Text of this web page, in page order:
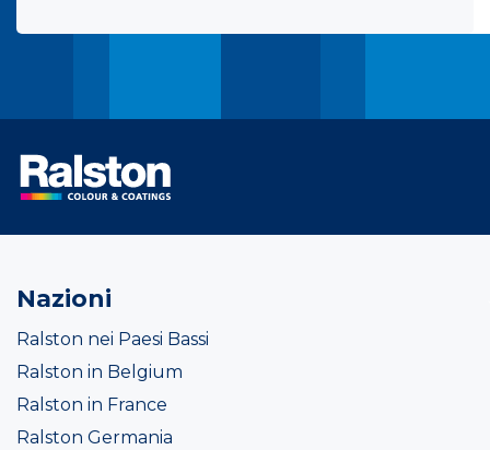
Nazioni
Ralston nei Paesi Bassi
Ralston in Belgium
Ralston in France
Ralston Germania